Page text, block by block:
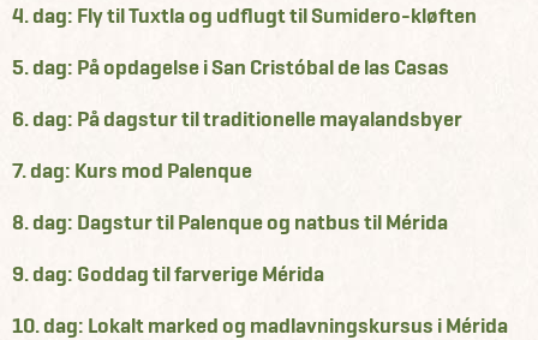
4. dag: Fly til Tuxtla og udflugt til Sumidero-kløften
5. dag: På opdagelse i San Cristóbal de las Casas
6. dag: På dagstur til traditionelle mayalandsbyer
7. dag: Kurs mod Palenque
8. dag: Dagstur til Palenque og natbus til Mérida
9. dag: Goddag til farverige Mérida
10. dag: Lokalt marked og madlavningskursus i Mérida